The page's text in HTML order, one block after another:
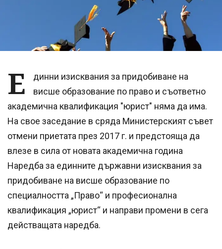
Е
динни изисквания за придобиване на
висше образование по право и съответно
академична квалификация "юрист" няма да има.
На свое заседание в сряда Министерският съвет
отмени приетата през 2017 г. и предстояща да
влезе в сила от новата академична година
Наредба за единните държавни изисквания за
придобиване на висше образование по
специалността „Право“ и професионална
квалификация „юрист“ и направи промени в сега
действащата наредба.